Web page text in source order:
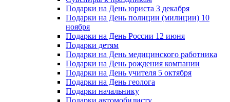
Подарки на День юриста 3 декабря
Подарки на День полиции (милиции) 10
ноября
Подарки на День России 12 июня
Подарки детям
Подарки на День медицинского работника
Подарки на День рождения компании
Подарки на День учителя 5 октября
Подарки на День геолога
Подарки начальнику
Подарки автомобилисту